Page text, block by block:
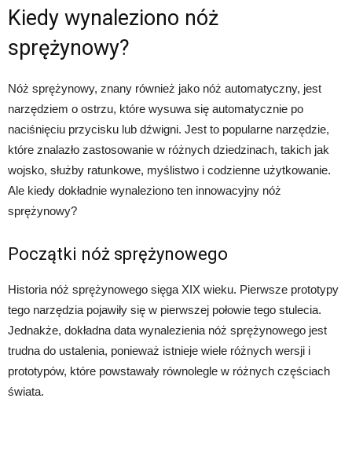
Kiedy wynaleziono nóż
sprężynowy?
Nóż sprężynowy, znany również jako nóż automatyczny, jest
narzędziem o ostrzu, które wysuwa się automatycznie po
naciśnięciu przycisku lub dźwigni. Jest to popularne narzędzie,
które znalazło zastosowanie w różnych dziedzinach, takich jak
wojsko, służby ratunkowe, myślistwo i codzienne użytkowanie.
Ale kiedy dokładnie wynaleziono ten innowacyjny nóż
sprężynowy?
Początki nóż sprężynowego
Historia nóż sprężynowego sięga XIX wieku. Pierwsze prototypy
tego narzędzia pojawiły się w pierwszej połowie tego stulecia.
Jednakże, dokładna data wynalezienia nóż sprężynowego jest
trudna do ustalenia, ponieważ istnieje wiele różnych wersji i
prototypów, które powstawały równolegle w różnych częściach
świata.